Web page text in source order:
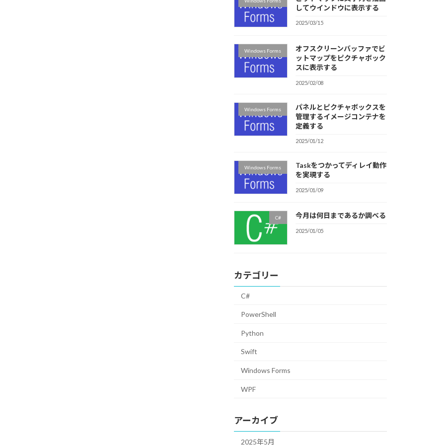
してウインドウに表示する
2025/03/15
Windows Forms
オフスクリーンバッファでビ
ットマップをピクチャボック
スに表示する
2025/02/08
Windows Forms
パネルとピクチャボックスを
管理するイメージコンテナを
定義する
2025/01/12
Windows Forms
Taskをつかってディレイ動作
を実現する
2025/01/09
C# 今月は何日まであるか調べる
2025/01/05
カテゴリー
C#
PowerShell
Python
Swift
Windows Forms
WPF
アーカイブ
2025年5月